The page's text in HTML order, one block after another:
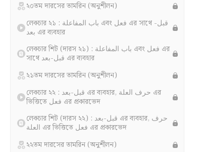
২০তম দারসের তামরিন (অনুশীলন)
লেকচার ২১ : باب المفاعلة এবং فعل এর সাথে قبل-
بعد এর ব্যবহার
লেকচার শিট (দারস ২১) : باب المفاعلة এবং فعل এর
সাথে قبل-بعد এর ব্যবহার
২১তম দারসের তামরিন (অনুশীলন)
লেকচার ২২ : قبل-بعد এর ব্যবহার, حرف العلة এর
ভিত্তিতে فعل এর প্রকারভেদ
লেকচার শিট (দারস ২২) : قبل-بعد এর ব্যবহার, حرف
العلة এর ভিত্তিতে فعل এর প্রকারভেদ
২২তম দারসের তামরিন (অনুশীলন)